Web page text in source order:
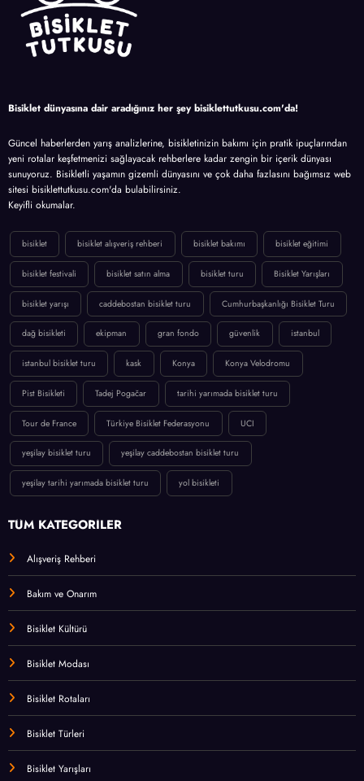
Bisiklet dünyasına dair aradığınız her şey bisiklettutkusu.com'da!
Güncel haberlerden yarış analizlerine, bisikletinizin bakımı için pratik ipuçlarından
yeni rotalar keşfetmenizi sağlayacak rehberlere kadar zengin bir içerik dünyası
sunuyoruz. Bisikletli yaşamın gizemli dünyasını ve çok daha fazlasını bağımsız web
sitesi bisiklettutkusu.com'da bulabilirsiniz.
Keyifli okumalar.
bisiklet bisiklet alışveriş rehberi bisiklet bakımı bisiklet eğitimi
bisiklet festivali bisiklet satın alma bisiklet turu Bisiklet Yarışları
bisiklet yarışı caddebostan bisiklet turu Cumhurbaşkanlığı Bisiklet Turu
dağ bisikleti ekipman gran fondo güvenlik istanbul
istanbul bisiklet turu kask Konya Konya Velodromu
Pist Bisikleti Tadej Pogačar tarihi yarımada bisiklet turu
Tour de France Türkiye Bisiklet Federasyonu UCI
yeşilay bisiklet turu yeşilay caddebostan bisiklet turu
yeşilay tarihi yarımada bisiklet turu yol bisikleti
TÜM KATEGORİLER
Alışveriş Rehberi
Bakım ve Onarım
Bisiklet Kültürü
Bisiklet Modası
Bisiklet Rotaları
Bisiklet Türleri
Bisiklet Yarışları